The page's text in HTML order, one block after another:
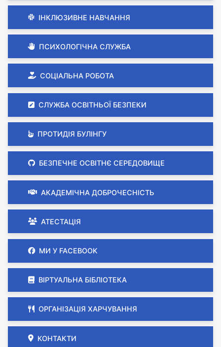
ІНКЛЮЗИВНЕ НАВЧАННЯ
ПСИХОЛОГІЧНА СЛУЖБА
СОЦІАЛЬНА РОБОТА
СЛУЖБА ОСВІТНЬОЇ БЕЗПЕКИ
ПРОТИДІЯ БУЛІНГУ
БЕЗПЕЧНЕ ОСВІТНЄ СЕРЕДОВИЩЕ
АКАДЕМІЧНА ДОБРОЧЕСНІСТЬ
АТЕСТАЦІЯ
МИ У FACEBOOK
ВІРТУАЛЬНА БІБЛІОТЕКА
ОРГАНІЗАЦІЯ ХАРЧУВАННЯ
КОНТАКТИ